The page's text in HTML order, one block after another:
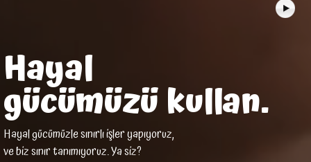
Hayal
gücümüzü kullan.
Hayal gücümüzle sınırlı işler yapıyoruz,
ve biz sınır tanımıyoruz. Ya siz?